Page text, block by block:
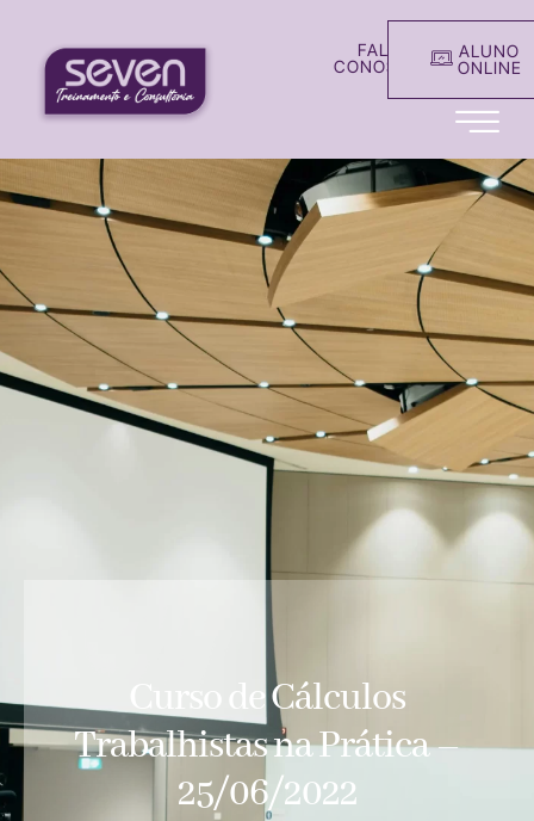
FALE
CONOSCO
ALUNO
ONLINE
Curso de Cálculos
Trabalhistas na Prática –
25/06/2022